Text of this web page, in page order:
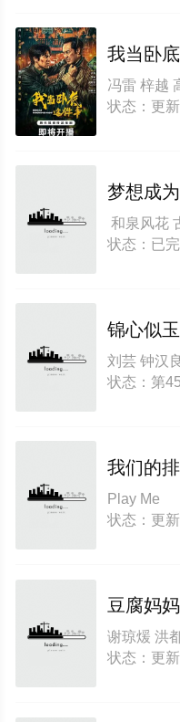
我当卧
冯雷 梓越
状态：更
梦想成
状态：已
锦心似玉
状态：第
我们的
Play Me
状态：更
豆腐妈妈
状态：更